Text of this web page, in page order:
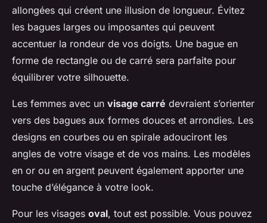
allongées qui créent une illusion de longueur. Évitez
les bagues larges ou imposantes qui peuvent
accentuer la rondeur de vos doigts. Une bague en
forme de rectangle ou de carré sera parfaite pour
équilibrer votre silhouette.
Les femmes avec un visage carré devraient s’orienter
vers des bagues aux formes douces et arrondies. Les
designs en courbes ou en spirale adouciront les
angles de votre visage et de vos mains. Les modèles
en or ou en argent peuvent également apporter une
touche d’élégance à votre look.
Pour les visages oval, tout est possible. Vous pouvez